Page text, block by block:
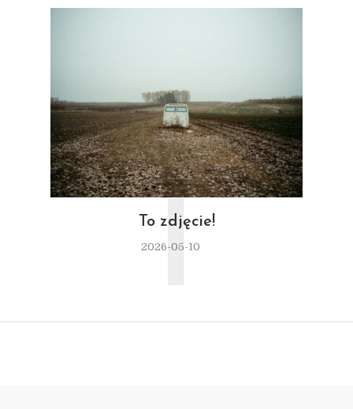
To zdjęcie!
2026-05-10
T